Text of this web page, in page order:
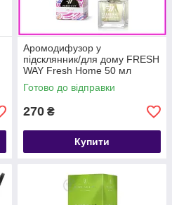
Аромодифузор у
підсклянник/для дому FRESH
WAY Fresh Home 50 мл
"Bouquet"
Готово до відправки
270 ₴
Купити